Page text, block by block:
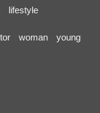
lifestyle
woman young